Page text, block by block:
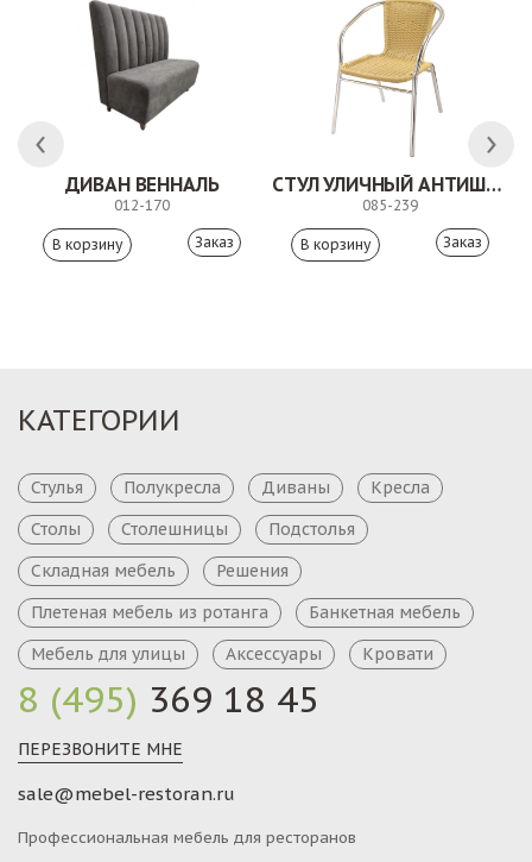
ДИВАН ВЕННАЛЬ
012-170
Заказ
СТУЛ УЛИЧНЫЙ АНТИШОН
085-239
Заказ
8 (495) 369 18 45
ПЕРЕЗВОНИТЕ МНЕ
sale@mebel-restoran.ru
Профессиональная мебель для ресторанов
КАТЕГОРИИ
Стулья Полукресла Диваны
Кресла
Столы
Столешницы
Подстолья
Складная мебель
Решения
Плетеная мебель из ротанга
Банкетная мебель
Мебель для улицы
Аксессуары Кровати